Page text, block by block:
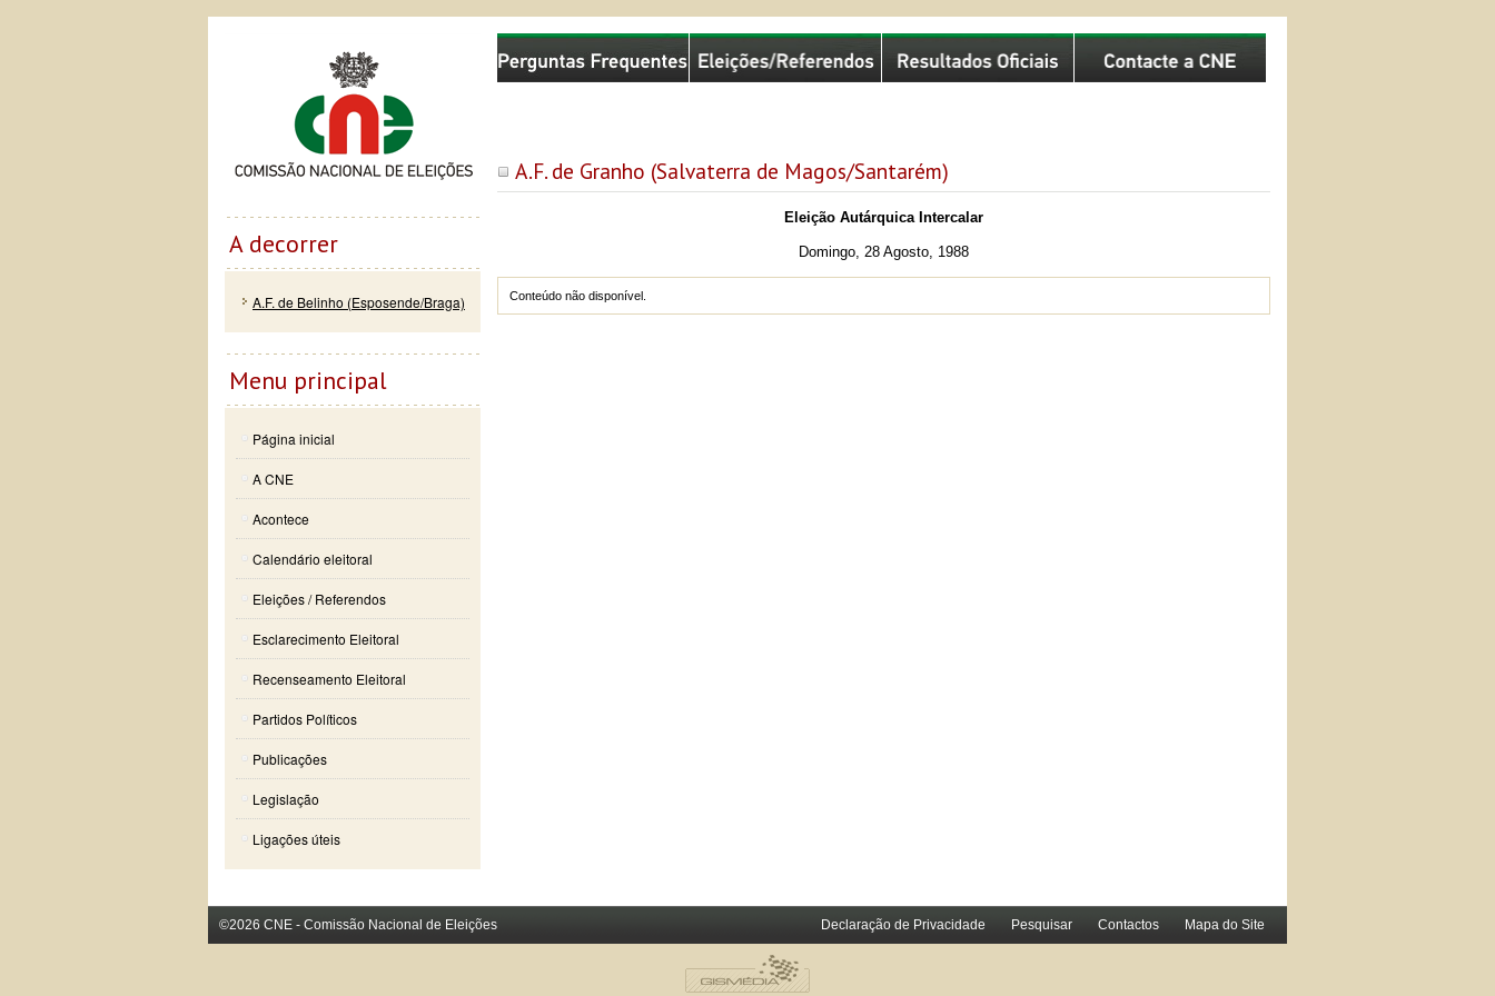
A.F. de Granho (Salvaterra de Magos/Santarém)
Eleição Autárquica Intercalar
Domingo, 28 Agosto, 1988
Conteúdo não disponível.
Comissão Nacional de Eleições
A decorrer
A.F. de Belinho (Esposende/Braga)
Menu principal
Página inicial
A CNE
Acontece
Calendário eleitoral
Eleições / Referendos
Esclarecimento Eleitoral
Recenseamento Eleitoral
Partidos Políticos
Publicações
Legislação
Ligações úteis
©2026 CNE - Comissão Nacional de Eleições Declaração de Privacidade Pesquisar Contactos Mapa do Site